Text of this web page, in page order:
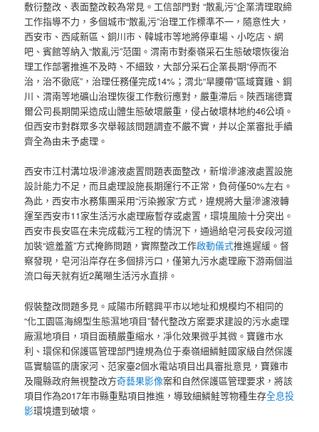
敷衍整改、表面整改較為常見。工信部門對 “散亂污”企業清理取締
工作指導不力，多個城市“散亂污”治理工作標準不一，隨意性大，
西安市、西咸新區、銅川市、韓城市等地將停車場、小吃店、網
吧、賓館等納入“散亂污”范圍。渭南市對秦嶺采石生態破壞恢復治
理工作部署推進不及時、不細致，大部分采石企業長期“停而不
治，治不徹底”，治理任務僅完成14%；渭北“旱腰帶”區域寶雞、銅
川、渭南等地礦山治理恢復工作敷衍應對，嚴重滯后。陜西瑞德寶
爾公司長期開采造成山體生態破壞嚴重，侵占破壞林地約46公頃。
但西安市對群眾多次舉報該問題調查不嚴不實，并以企業審批手續
齊全為由未予處理。
西安市江村溝垃圾滲濾液處置問題表面整改，新增滲濾液處置設施
設計能力不足，而且處理設施長期運行不正常，負荷僅50%左右。
為此，西安市水務集團采用“污染搬家”方式，違規將大量滲濾液轉
運至西安市11家生活污水處理廠暫存或處置，環境風險十分突出。
西安市長安區在未完成截污工程的情況下，通過給皂河長安段河道
加裝“遮羞蓋”方式掩飾問題，實際整改工作啟動儀式推進遲緩。督
察發現，皂河沿岸存在多個排污口，僅第九污水處理廠下游兩個溢
流口每天就有近2萬噸生活污水直排。
假裝整改問題多見。咸陽市所轄興平市以地址和規模均不相同的
“化工園區海綿型生態濕地項目”替代整改方案要求建設的污水處理
廠濕地項目，項目面積嚴重縮水，凈化效果微乎其微。寶雞市水
利、環保和保護區管理部門違規為位于秦嶺細鱗鮭國家級自然保護
區實驗區的唐家河、范家臺2個水電站項目出具審批意見，寶雞市
及隴縣政府無視整改方奇藝果影像案和自然保護區管理要求，將該
項目作為2017年市縣重點項目推進，導致細鱗鮭等物種生存全息投
影環境遭到破壞。